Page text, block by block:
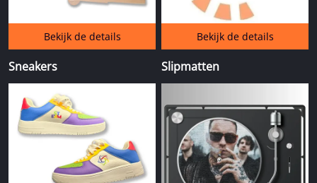
Bekijk de details Bekijk de details
Sneakers Slipmatten